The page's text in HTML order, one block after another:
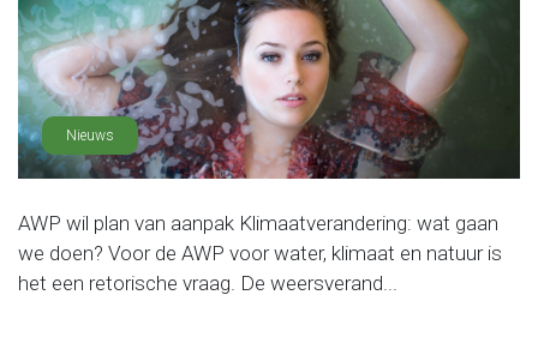
Nieuws
AWP wil plan van aanpak Klimaatverandering: wat gaan
we doen? Voor de AWP voor water, klimaat en natuur is
het een retorische vraag. De weersverand...